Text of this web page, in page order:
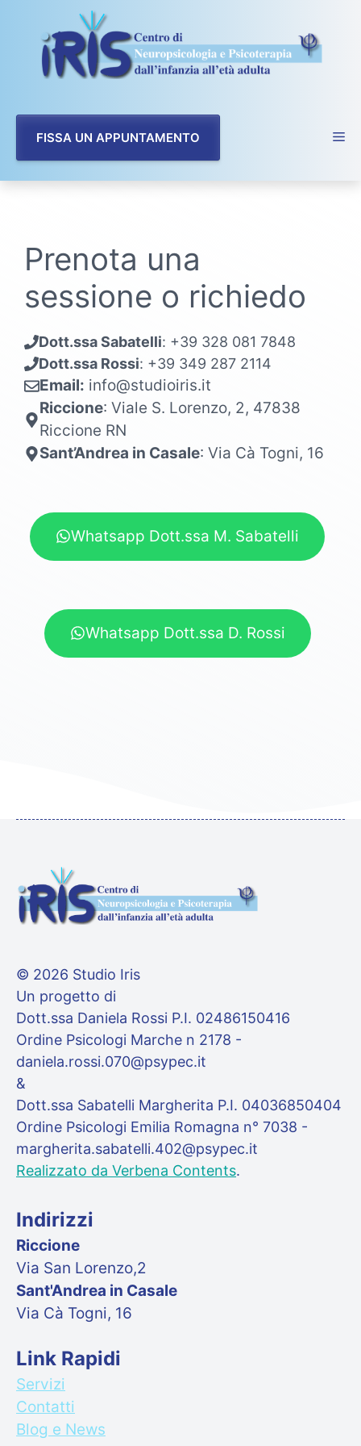
contenuto
FISSA UN APPUNTAMENTO
Prenota una
sessione o richiedo
Dott.ssa Sabatelli: +39 328 081 7848
Dott.ssa Rossi: +39 349 287 2114
Email: info@studioiris.it
Riccione: Viale S. Lorenzo, 2, 47838
Riccione RN
Sant’Andrea in Casale: Via Cà Togni, 16
Whatsapp Dott.ssa M. Sabatelli
Whatsapp Dott.ssa D. Rossi
© 2026 Studio Iris
Un progetto di
Dott.ssa Daniela Rossi P.I. 02486150416
Ordine Psicologi Marche n 2178 -
daniela.rossi.070@psypec.it
&
Dott.ssa Sabatelli Margherita P.I. 04036850404
Ordine Psicologi Emilia Romagna n° 7038 -
margherita.sabatelli.402@psypec.it
Realizzato da Verbena Contents.
Indirizzi
Riccione
Via San Lorenzo,2
Sant'Andrea in Casale
Via Cà Togni, 16
Link Rapidi
Servizi
Contatti
Blog e News